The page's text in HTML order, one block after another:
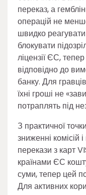
переказ, а
операцій не
швидко
блокувати
ліцензії ЄС,
відповідно до
банку. Для
їхні гроші не
потраплять під
З практичної
зниженні комісій
перекази з карт
країнами ЄС
суми, тепер цей
Для активних